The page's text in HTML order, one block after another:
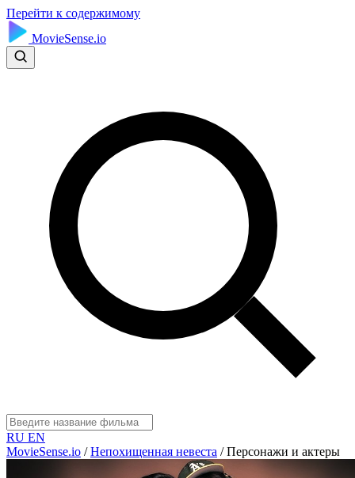
Перейти к содержимому
MovieSense.io
RU EN
MovieSense.io / Непохищенная невеста / Персонажи и актеры